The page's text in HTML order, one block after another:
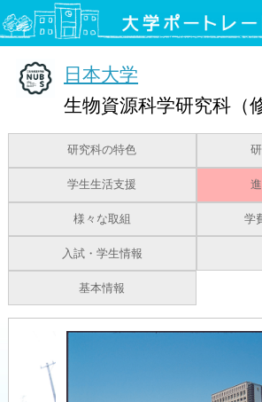
日本大学
生物資源科学研究科（
研究科の特色
学生生活支援
様々な取組 学
入試・学生情報
基本情報